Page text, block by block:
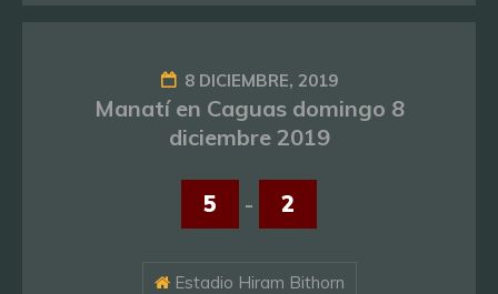
8 DICIEMBRE, 2019
Manatí en Caguas domingo 8
diciembre 2019
5 - 2
Estadio Hiram Bithorn